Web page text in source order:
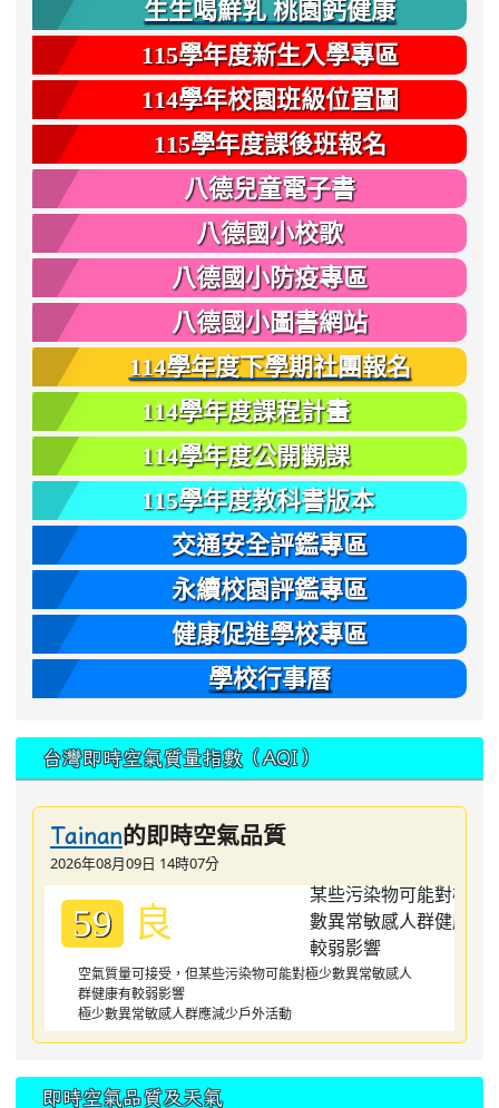
生生喝鮮乳 桃園鈣健康
115學年度新生入學專區
114學年校園班級位置圖
115學年度課後班報名
八德兒童電子書
八德國小校歌
八德國小防疫專區
八德國小圖書網站
114學年度下學期社團報名
114學年度課程計畫
114學年度公開觀課
115學年度教科書版本
交通安全評鑑專區
永續校園評鑑專區
健康促進學校專區
學校行事曆
台灣即時空氣質量指數（AQI）
Tainan的即時空氣品質
2026年08月09日 14時07分
59 良
空氣質量可接受，但某些污染物可能對極少數異常敏感人
群健康有較弱影響
極少數異常敏感人群應減少戶外活動
即時空氣品質及天氣